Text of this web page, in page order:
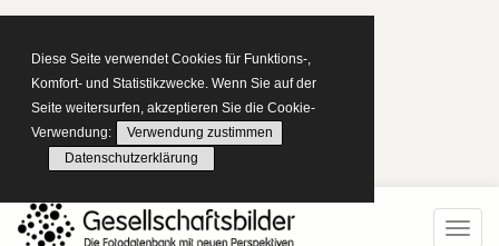
Diese Seite verwendet Cookies für Funktions-,
Komfort- und Statistikzwecke. Wenn Sie auf der
Seite weitersurfen, akzeptieren Sie die Cookie-
Verwendung:
Verwendung zustimmen
Datenschutzerklärung